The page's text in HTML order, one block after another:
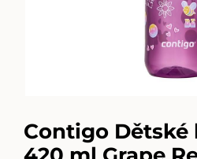
Contigo Dětské